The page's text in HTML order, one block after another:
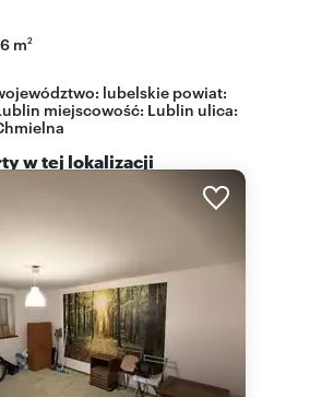
m2
lubelskie powiat:
miejscowość: Lublin ulica:
w tej lokalizacji